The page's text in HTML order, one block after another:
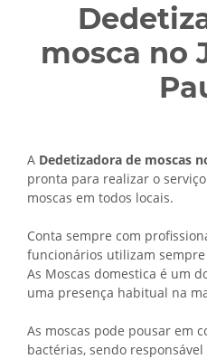
mosca no
A Dedetizadora de moscas
pronta para realizar o
moscas em todos locais.
Conta sempre com
funcionários utilizam
As Moscas domestica é um
uma presença habitual na
As moscas pode pousar em
bactérias, sendo